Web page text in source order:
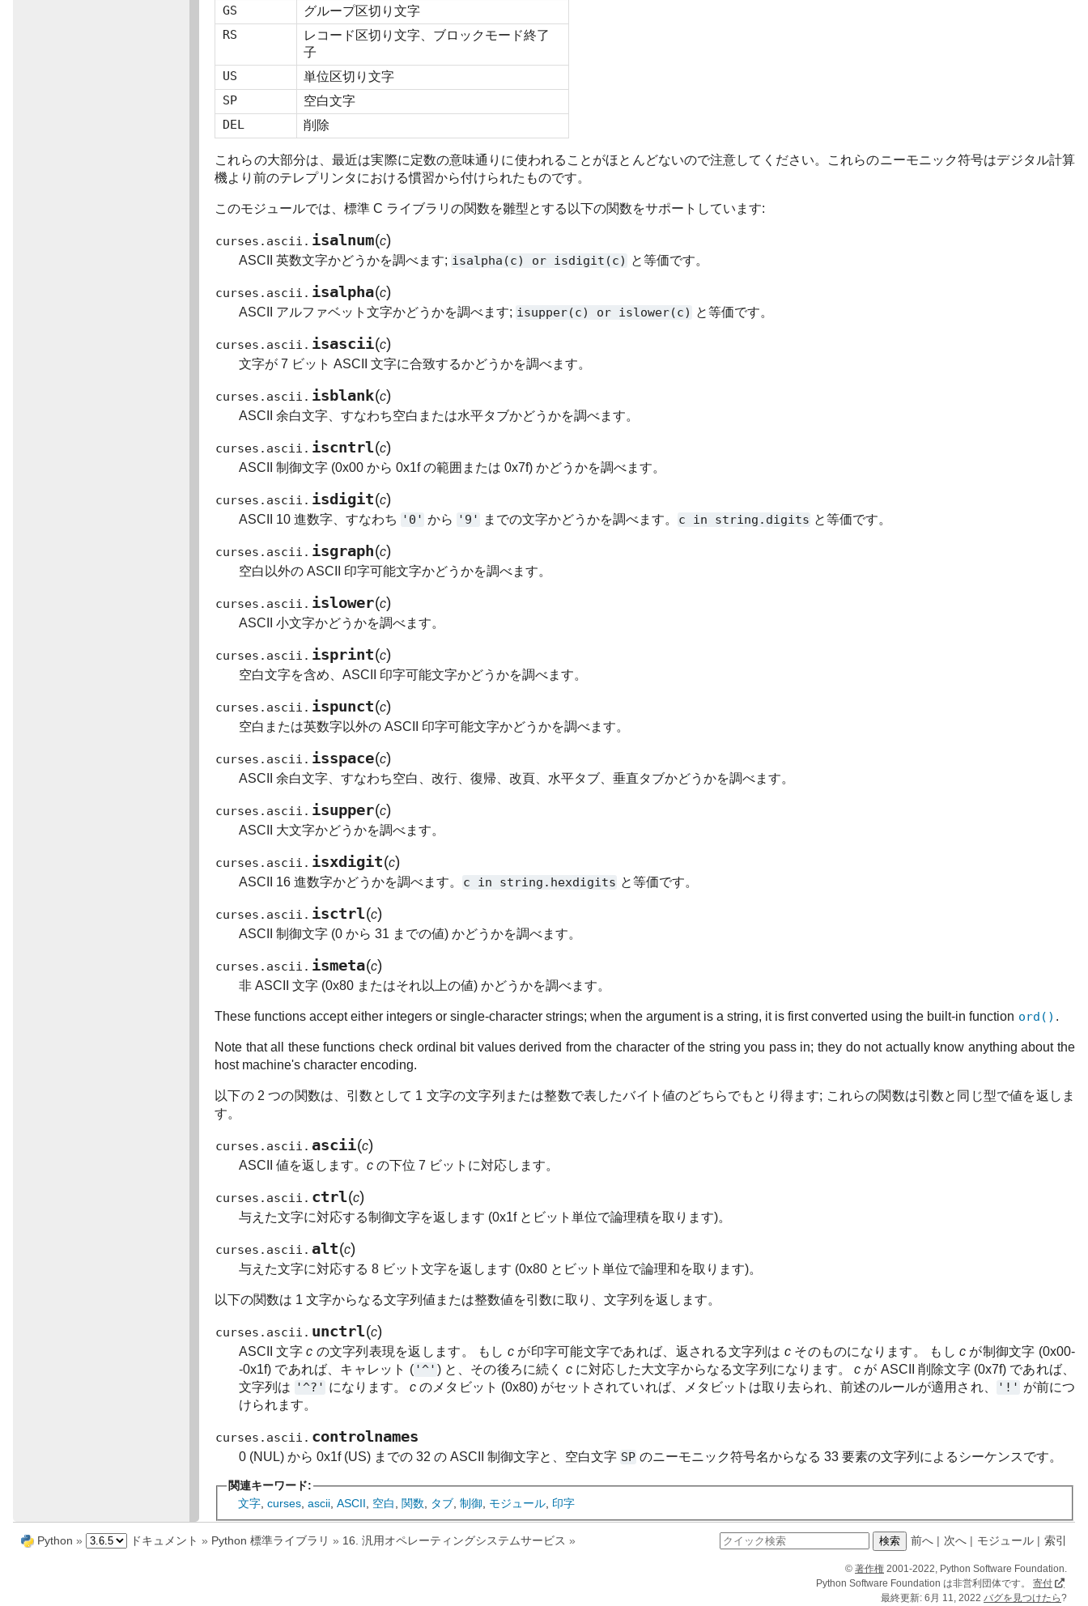
GS グループ区切り文字
RS
レコード区切り文字、ブロックモード終了
子
US 単位区切り文字
SP 空白文字
DEL 削除
これらの大部分は、最近は実際に定数の意味通りに使われることがほとんどないので注意してください。これらのニーモニック符号はデジタル計算
機より前のテレプリンタにおける慣習から付けられたものです。
このモジュールでは、標準 C ライブラリの関数を雛型とする以下の関数をサポートしています:
curses.ascii. isalnum(c)
ASCII 英数文字かどうかを調べます; isalpha(c) or isdigit(c) と等価です。
curses.ascii. isalpha(c)
ASCII アルファベット文字かどうかを調べます; isupper(c) or islower(c) と等価です。
curses.ascii. isascii(c)
文字が 7 ビット ASCII 文字に合致するかどうかを調べます。
curses.ascii. isblank(c)
ASCII 余白文字、すなわち空白または水平タブかどうかを調べます。
curses.ascii. iscntrl(c)
ASCII 制御文字 (0x00 から 0x1f の範囲または 0x7f) かどうかを調べます。
curses.ascii. isdigit(c)
ASCII 10 進数字、すなわち '0' から '9' までの文字かどうかを調べます。 c in string.digits と等価です。
curses.ascii. isgraph(c)
空白以外の ASCII 印字可能文字かどうかを調べます。
curses.ascii. islower(c)
ASCII 小文字かどうかを調べます。
curses.ascii. isprint(c)
空白文字を含め、ASCII 印字可能文字かどうかを調べます。
curses.ascii. ispunct(c)
空白または英数字以外の ASCII 印字可能文字かどうかを調べます。
curses.ascii. isspace(c)
ASCII 余白文字、すなわち空白、改行、復帰、改頁、水平タブ、垂直タブかどうかを調べます。
curses.ascii. isupper(c)
ASCII 大文字かどうかを調べます。
curses.ascii. isxdigit(c)
ASCII 16 進数字かどうかを調べます。 c in string.hexdigits と等価です。
curses.ascii. isctrl(c)
ASCII 制御文字 (0 から 31 までの値) かどうかを調べます。
curses.ascii. ismeta(c)
非 ASCII 文字 (0x80 またはそれ以上の値) かどうかを調べます。
These functions accept either integers or single-character strings; when the argument is a string, it is first converted using the built-in function ord() .
Note that all these functions check ordinal bit values derived from the character of the string you pass in; they do not actually know anything about the
host machine's character encoding.
以下の 2 つの関数は、引数として 1 文字の文字列または整数で表したバイト値のどちらでもとり得ます; これらの関数は引数と同じ型で値を返しま
す。
curses.ascii. ascii(c)
ASCII 値を返します。c の下位 7 ビットに対応します。
curses.ascii. ctrl(c)
与えた文字に対応する制御文字を返します (0x1f とビット単位で論理積を取ります)。
curses.ascii. alt(c)
与えた文字に対応する 8 ビット文字を返します (0x80 とビット単位で論理和を取ります)。
以下の関数は 1 文字からなる文字列値または整数値を引数に取り、文字列を返します。
curses.ascii. unctrl(c)
ASCII 文字c の文字列表現を返します。 もし cが印字可能文字であれば、返される文字列は c そのものになります。 もしc が制御文字 (0x00-
-0x1f) であれば、キャレット ( '^' ) と、その後ろに続く cに対応した大文字からなる文字列になります。c が ASCII 削除文字 (0x7f) であれば、
文字列は '^?' になります。c のメタビット (0x80) がセットされていれば、メタビットは取り去られ、前述のルールが適用され、 '!' が前につ
けられます。
curses.ascii. controlnames
0 (NUL) から 0x1f (US) までの 32 の ASCII 制御文字と、空白文字 SP のニーモニック符号名からなる 33 要素の文字列によるシーケンスです。
関連キーワード:
文字, curses, ascii, ASCII, 空白, 関数, タブ, 制御, モジュール, 印字
索引
モジュール |
次へ |
前へ |
Python » ドキュメント » Python 標準ライブラリ » 16. 汎用オペレーティングシステムサービス »
© 著作権 2001-2022, Python Software Foundation.
Python Software Foundation は非営利団体です。 寄付
最終更新: 6月 11, 2022 バグを見つけたら?